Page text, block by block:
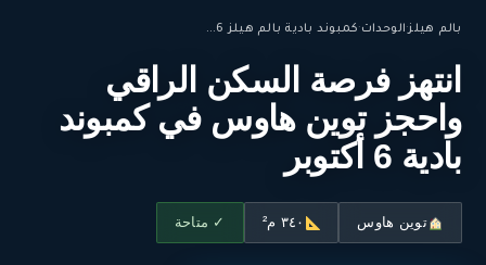
بالم هيلز·الوحدات·كمبوند بادية بالم هيلز 6...
انتهز فرصة السكن الراقي
واحجز توين هاوس في كمبوند
بادية 6 أكتوبر
توين هاوس ٣٤٠ م² ✓ متاحة